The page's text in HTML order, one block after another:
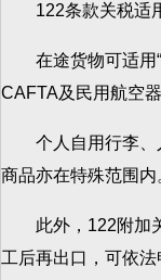
122条款关税适用
在途货物可适用
CAFTA及民用航空
个人自用行李、
商品亦在特殊范围内
此外，122附加关
工后再出口，可依法